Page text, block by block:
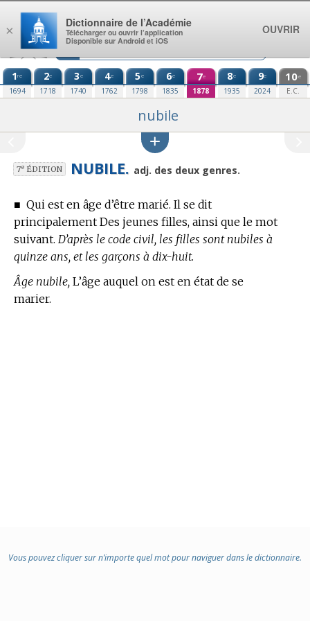
Aller au contenu
1re
1694
2e
1718
3e
1740
4e
1762
5e
1798
6e
1835
7e
1878
8e
1935
9e
2024
10e
E.C.
nubile
7eÉDITION NUBILE. adj. des deux genres.
■ Qui est en âge d’être marié. Il se dit
principalement Des jeunes filles, ainsi que le mot
suivant. D’après le code civil, les filles sont nubiles à
quinze ans, et les garçons à dix-huit.
Âge nubile, L’âge auquel on est en état de se
marier.
Vous pouvez cliquer sur n’importe quel mot pour naviguer dans le dictionnaire.
×
Dictionnaire de l’Académie
Télécharger ou ouvrir l’application
Disponible sur Android et iOS
OUVRIR